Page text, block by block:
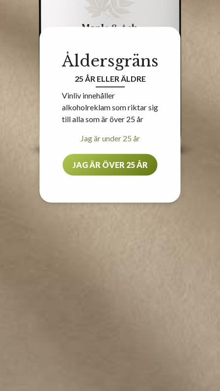
Åldersgräns
25 ÅR ELLER ÄLDRE
Vinliv innehåller
alkoholreklam som riktar sig
till alla som är över 25 år
Jag är under 25 år
JAG ÄR ÖVER 25 ÅR